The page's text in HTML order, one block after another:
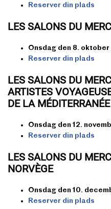
Reserver din plads
LES SALONS DU
Onsdag den 8.
Reserver din plads
LES SALONS DU
ARTISTES
DE LA MÉDITERRANÉE
Onsdag den 12.
Reserver din plads
LES SALONS DU
NORVÈGE
Onsdag den 10.
Reserver din plads